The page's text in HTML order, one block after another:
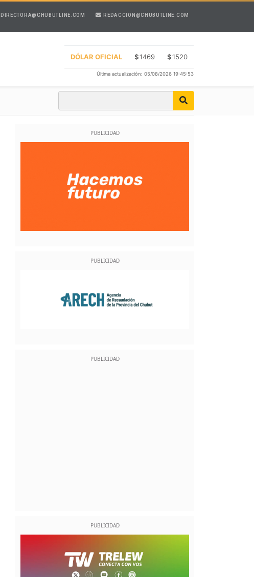
DIRECTORA@CHUBUTLINE.COM REDACCION@CHUBUTLINE.COM
DÓLAR OFICIAL $1469 $1520
Última actualización: 05/08/2026 19:45:53